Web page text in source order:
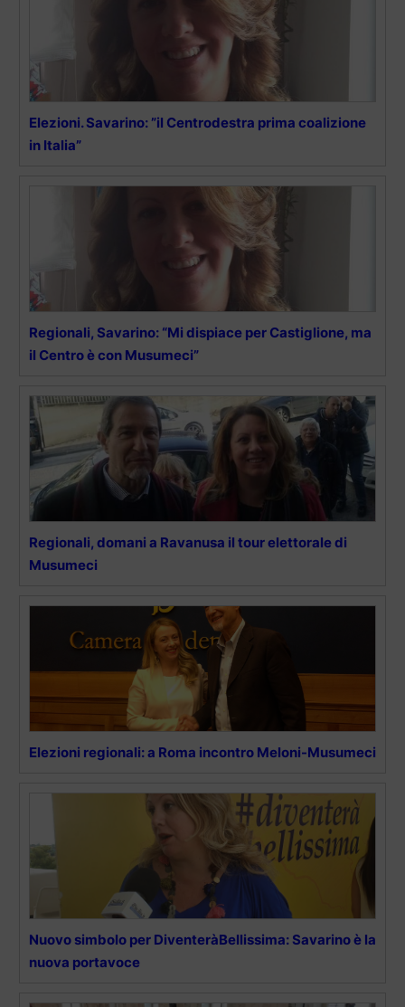
Elezioni. Savarino: ”il Centrodestra prima coalizione
in Italia”
Regionali, Savarino: “Mi dispiace per Castiglione, ma
il Centro è con Musumeci”
Regionali, domani a Ravanusa il tour elettorale di
Musumeci
Elezioni regionali: a Roma incontro Meloni-Musumeci
Nuovo simbolo per DiventeràBellissima: Savarino è la
nuova portavoce